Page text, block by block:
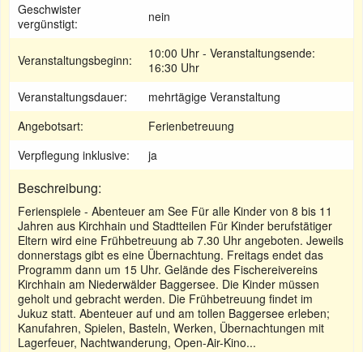
Geschwister
vergünstigt:
nein
Veranstaltungsbeginn:
10:00 Uhr - Veranstaltungsende:
16:30 Uhr
Veranstaltungsdauer:
mehrtägige Veranstaltung
Angebotsart:
Ferienbetreuung
Verpflegung inklusive:
ja
Beschreibung:
Ferienspiele - Abenteuer am See Für alle Kinder von 8 bis 11
Jahren aus Kirchhain und Stadtteilen Für Kinder berufstätiger
Eltern wird eine Frühbetreuung ab 7.30 Uhr angeboten. Jeweils
donnerstags gibt es eine Übernachtung. Freitags endet das
Programm dann um 15 Uhr. Gelände des Fischereivereins
Kirchhain am Niederwälder Baggersee. Die Kinder müssen
geholt und gebracht werden. Die Frühbetreuung findet im
Jukuz statt. Abenteuer auf und am tollen Baggersee erleben;
Kanufahren, Spielen, Basteln, Werken, Übernachtungen mit
Lagerfeuer, Nachtwanderung, Open-Air-Kino...